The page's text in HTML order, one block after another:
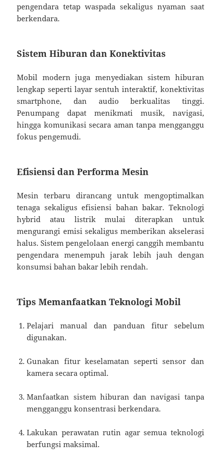
pengendara tetap waspada sekaligus nyaman saat
berkendara.
Sistem Hiburan dan Konektivitas
Mobil modern juga menyediakan sistem hiburan
lengkap seperti layar sentuh interaktif, konektivitas
smartphone, dan audio berkualitas tinggi.
Penumpang dapat menikmati musik, navigasi,
hingga komunikasi secara aman tanpa mengganggu
fokus pengemudi.
Efisiensi dan Performa Mesin
Mesin terbaru dirancang untuk mengoptimalkan
tenaga sekaligus efisiensi bahan bakar. Teknologi
hybrid atau listrik mulai diterapkan untuk
mengurangi emisi sekaligus memberikan akselerasi
halus. Sistem pengelolaan energi canggih membantu
pengendara menempuh jarak lebih jauh dengan
konsumsi bahan bakar lebih rendah.
Tips Memanfaatkan Teknologi Mobil
Pelajari manual dan panduan fitur sebelum
digunakan.
Gunakan fitur keselamatan seperti sensor dan
kamera secara optimal.
Manfaatkan sistem hiburan dan navigasi tanpa
mengganggu konsentrasi berkendara.
Lakukan perawatan rutin agar semua teknologi
berfungsi maksimal.